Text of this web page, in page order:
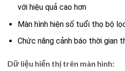
với hiệu quả cao hơn
Màn hình hiện số tuổi thọ bộ
Chức năng cảnh báo thời gian
Dữ liệu hiển thị trên màn hình: